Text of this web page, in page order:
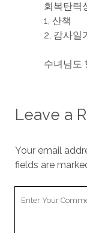
회복탄력
1, 산책
2, 감사일기
수녀님도
Leave a
Your email
fields are